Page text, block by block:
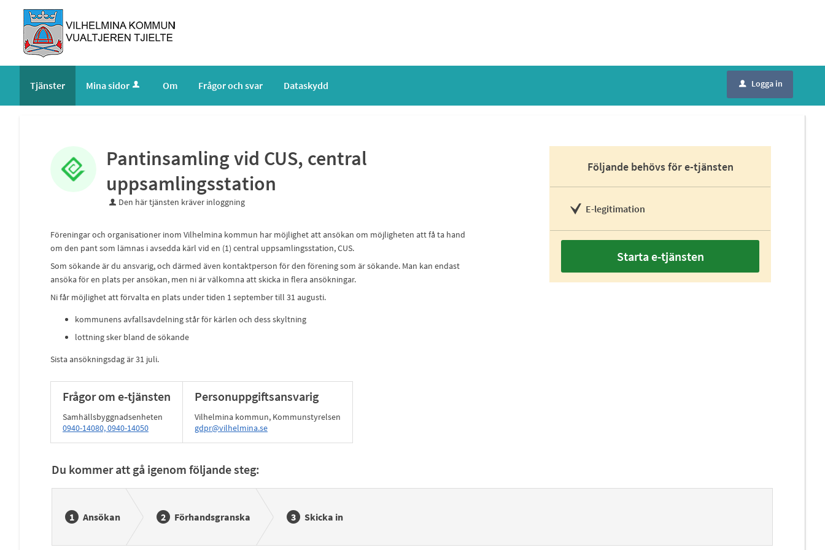
Tjänster Mina sidor Om Frågor och svar Dataskydd u Logga in
Pantinsamling vid CUS, central
uppsamlingsstation
Den här tjänsten kräver inloggning
Föreningar och organisationer inom Vilhelmina kommun har möjlighet att ansökan om möjligheten att få ta hand
om den pant som lämnas i avsedda kärl vid en (1) central uppsamlingsstation, CUS.
Som sökande är du ansvarig, och därmed även kontaktperson för den förening som är sökande. Man kan endast
ansöka för en plats per ansökan, men ni är välkomna att skicka in flera ansökningar.
Ni får möjlighet att förvalta en plats under tiden 1 september till 31 augusti.
kommunens avfallsavdelning står för kärlen och dess skyltning
lottning sker bland de sökande
Sista ansökningsdag är 31 juli.
Frågor om e-tjänsten
Samhällsbyggnadsenheten
0940-14080, 0940-14050
Personuppgiftsansvarig
Vilhelmina kommun, Kommunstyrelsen
gdpr@vilhelmina.se
Följande behövs för e-tjänsten
E-legitimation
Starta e-tjänsten
Du kommer att gå igenom följande steg:
Ansökan Förhandsgranska Skicka in